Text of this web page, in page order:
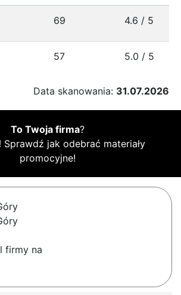
69 4.6 / 5
57 5.0 / 5
Data skanowania: 31.07.2026
To Twoja firma?
Sprawdź jak odebrać materiały
promocyjne!
firmy na